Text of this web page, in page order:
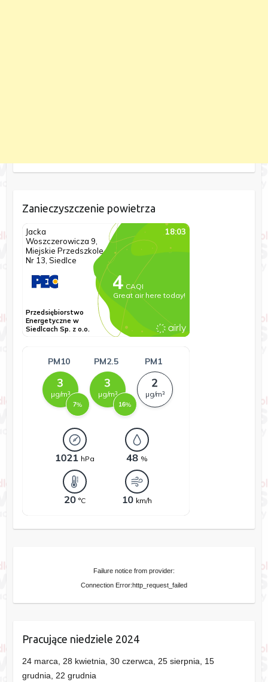
Zanieczyszczenie powietrza
Failure notice from provider:
Connection Error:http_request_failed
Pracujące niedziele 2024
24 marca, 28 kwietnia, 30 czerwca, 25 sierpnia, 15
grudnia, 22 grudnia